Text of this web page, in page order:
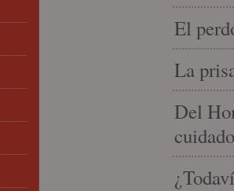
El
La
Del
cuidado